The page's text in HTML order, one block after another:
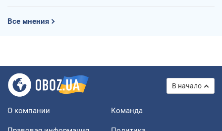
Все мнения
В начало
О компании Команда